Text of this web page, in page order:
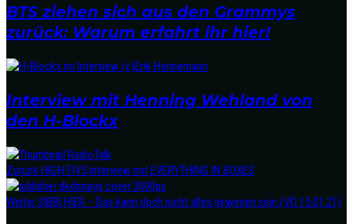
BTS ziehen sich aus den Grammys
zurück: Warum erfahrt ihr hier!
Interview mit Henning Wehland von
den H-Blockx
Zurück HIGH:FIV5 Interview mit EVERYTHING IN BOXES
WeiterSIBBI HIER – Das kann doch nicht alles gewesen sein (VÖ 15.01.21)